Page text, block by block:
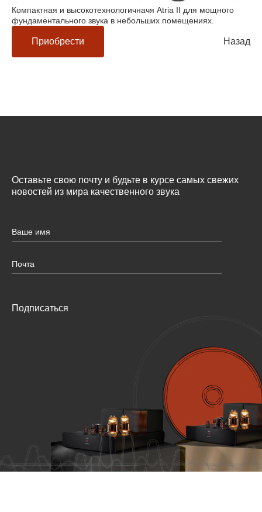
Компактная и высокотехнологичначя Atria II для мощного
фундаментального звука в небольших помещениях.
Приобрести Назад
Оставьте свою почту и будьте в курсе самых свежих
новостей из мира качественного звука
Подписаться